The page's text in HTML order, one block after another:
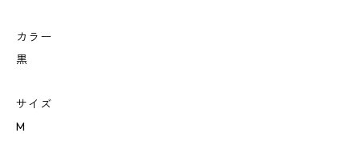
カラー
黒
サイズ
M